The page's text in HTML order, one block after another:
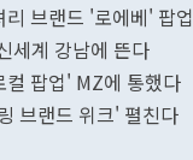
브랜드 '로에베' 팝업
세계 강남에 뜬다
팝업' MZ에 통했다
브랜드 위크' 펼친다